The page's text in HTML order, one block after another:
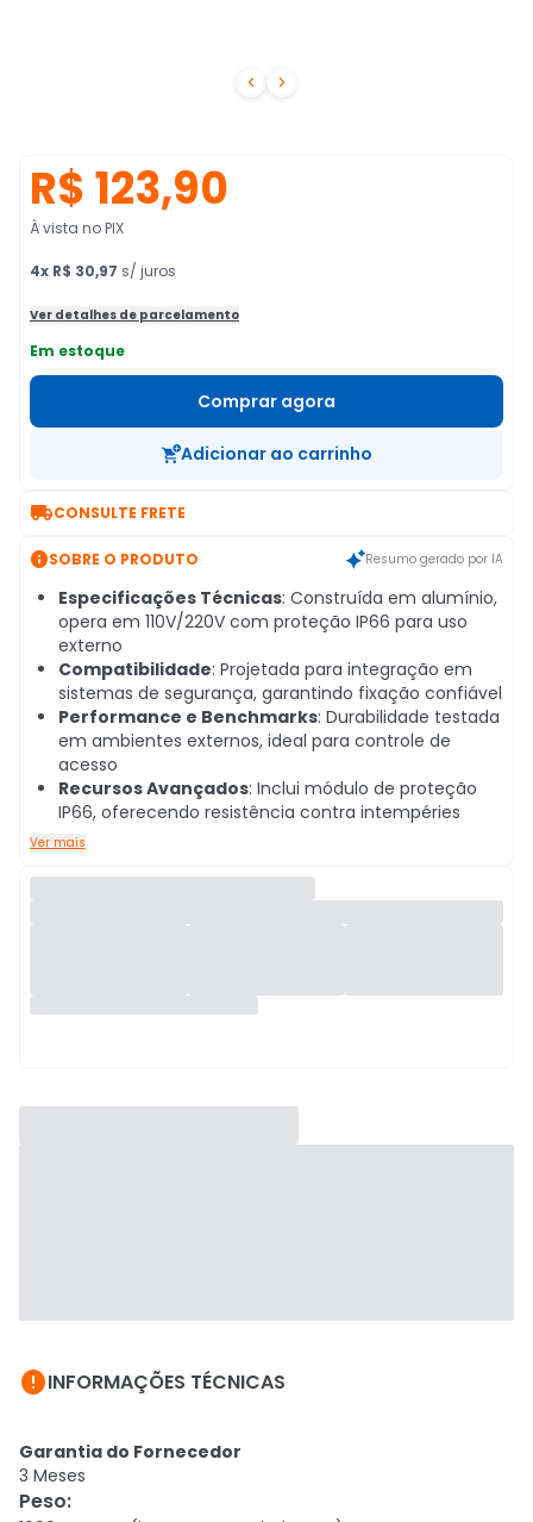
 
R$ 123,90
À vista no PIX
4x R$ 30,97 s/ juros
Ver detalhes de parcelamento
Em estoque
Comprar agora
Adicionar ao carrinho
CONSULTE FRETE
SOBRE O PRODUTO Resumo gerado por IA
Especificações Técnicas: Construída em alumínio,
opera em 110V/220V com proteção IP66 para uso
externo
Compatibilidade: Projetada para integração em
sistemas de segurança, garantindo fixação confiável
Performance e Benchmarks: Durabilidade testada
em ambientes externos, ideal para controle de
acesso
Recursos Avançados: Inclui módulo de proteção
IP66, oferecendo resistência contra intempéries
Ver mais
INFORMAÇÕES TÉCNICAS
Garantia do Fornecedor
3 Meses
Peso: